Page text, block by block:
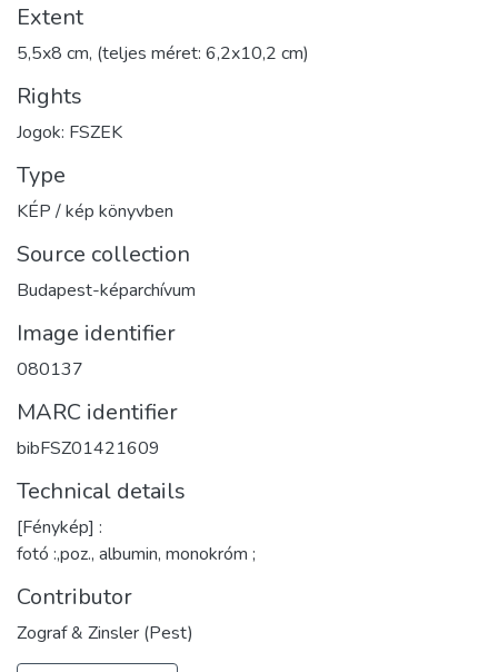
Extent
5,5x8 cm, (teljes méret: 6,2x10,2 cm)
Rights
Jogok: FSZEK
Type
KÉP / kép könyvben
Source collection
Budapest-képarchívum
Image identifier
080137
MARC identifier
bibFSZ01421609
Technical details
[Fénykép] :
fotó :,poz., albumin, monokróm ;
Contributor
Zograf & Zinsler (Pest)